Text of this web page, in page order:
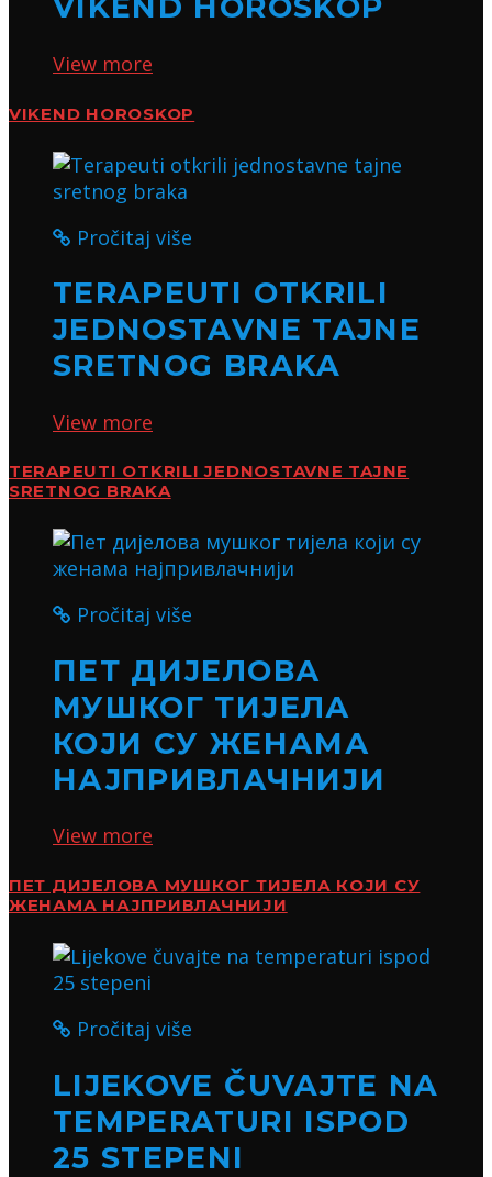
VIKEND HOROSKOP
View more
VIKEND HOROSKOP
Pročitaj više
TERAPEUTI OTKRILI
JEDNOSTAVNE TAJNE
SRETNOG BRAKA
View more
TERAPEUTI OTKRILI JEDNOSTAVNE TAJNE
SRETNOG BRAKA
Pročitaj više
ПЕТ ДИЈЕЛОВА
МУШКОГ ТИЈЕЛА
КОЈИ СУ ЖЕНАМА
НАЈПРИВЛАЧНИЈИ
View more
ПЕТ ДИЈЕЛОВА МУШКОГ ТИЈЕЛА КОЈИ СУ
ЖЕНАМА НАЈПРИВЛАЧНИЈИ
Pročitaj više
LIJEKOVE ČUVAJTE NA
TEMPERATURI ISPOD
25 STEPENI